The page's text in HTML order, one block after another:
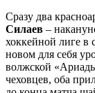
Сразу два
Силаев –
хоккейной лиге в
новом для себя
волжской
чеховцев, оба